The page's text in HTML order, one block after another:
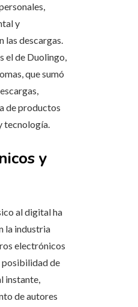
y
las descargas.
el de Duolingo,
que sumó
de productos
tecnología.
y
al digital ha
la industria
electrónicos
posibilidad de
instante,
de autores